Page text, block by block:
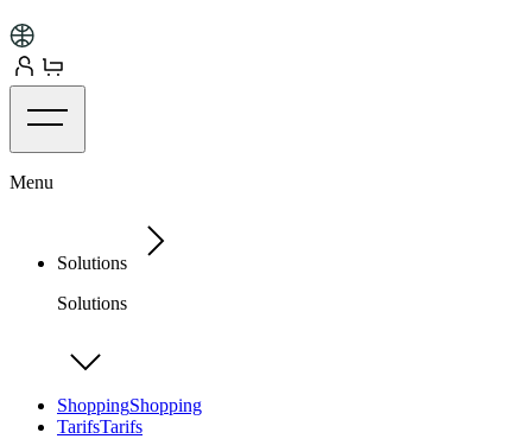
Menu
Solutions
Solutions
ShoppingShopping
TarifsTarifs